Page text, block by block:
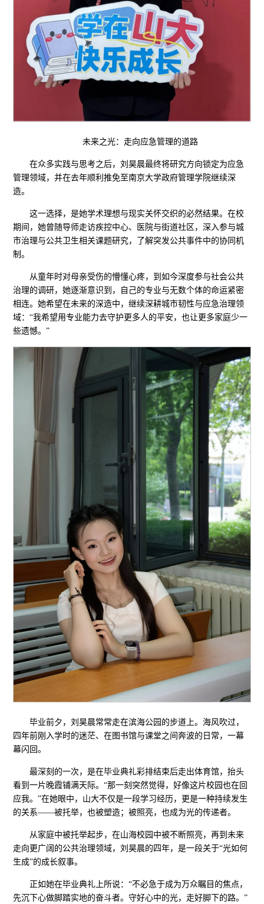
未来之光：走向应急管理的道路
在众多实践与思考之后，刘昊晨最终将研究方向锁定为应急
管理领域，并在去年顺利推免至南京大学政府管理学院继续深
造。
这一选择，是她学术理想与现实关怀交织的必然结果。在校
期间，她曾随导师走访疾控中心、医院与街道社区，深入参与城
市治理与公共卫生相关课题研究，了解突发公共事件中的协同机
制。
从童年时对母亲受伤的懵懂心疼，到如今深度参与社会公共
治理的调研，她逐渐意识到，自己的专业与无数个体的命运紧密
相连。她希望在未来的深造中，继续深耕城市韧性与应急治理领
域：“我希望用专业能力去守护更多人的平安，也让更多家庭少一
些遗憾。”
毕业前夕，刘昊晨常常走在滨海公园的步道上。海风吹过，
四年前刚入学时的迷茫、在图书馆与课堂之间奔波的日常，一幕
幕闪回。
最深刻的一次，是在毕业典礼彩排结束后走出体育馆，抬头
看到一片晚霞铺满天际。“那一刻突然觉得，好像这片校园也在回
应我。”在她眼中，山大不仅是一段学习经历，更是一种持续发生
的关系——被托举，也被塑造；被照亮，也成为光的传递者。
从家庭中被托举起步，在山海校园中被不断照亮，再到未来
走向更广阔的公共治理领域，刘昊晨的四年，是一段关于“光如何
生成”的成长叙事。
正如她在毕业典礼上所说：“不必急于成为万众瞩目的焦点，
先沉下心做脚踏实地的奋斗者。守好心中的光，走好脚下的路。”